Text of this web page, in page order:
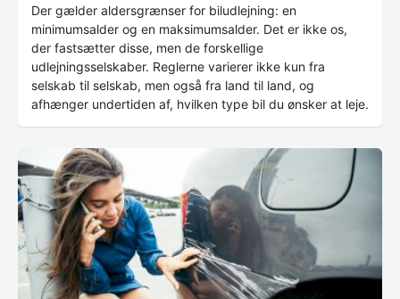
Der gælder aldersgrænser for biludlejning: en
minimumsalder og en maksimumsalder. Det er ikke os,
der fastsætter disse, men de forskellige
udlejningsselskaber. Reglerne varierer ikke kun fra
selskab til selskab, men også fra land til land, og
afhænger undertiden af, hvilken type bil du ønsker at leje.